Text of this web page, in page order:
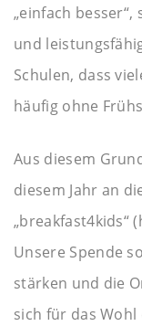
„einfach
und
Schulen, dass
häufig ohne
Aus diesem
diesem Jahr an
„breakfast4kids“
Unsere Spende
stärken und die
sich für das